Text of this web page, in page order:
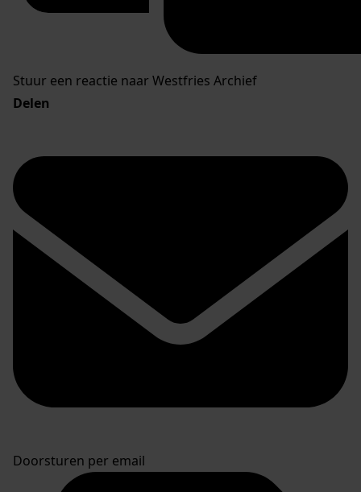
Stuur een reactie naar Westfries Archief
Delen
Doorsturen per email